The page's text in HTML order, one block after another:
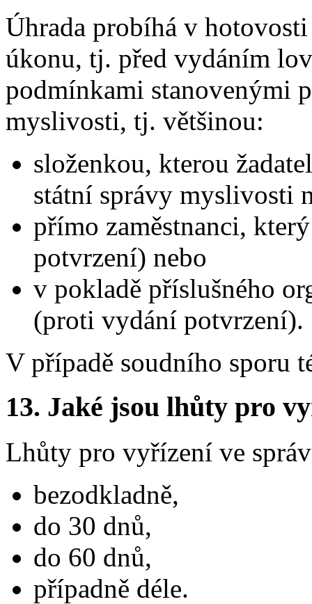
Úhrada probíhá v
úkonu, tj. před vydáním
podmínkami stanovenými
myslivosti, tj. většinou:
složenkou, kterou
státní správy myslivosti
přímo zaměstnanci,
potvrzení) nebo
v pokladě příslušného
(proti vydání potvrzení).
V případě soudního sporu
13. Jaké jsou lhůty pro
Lhůty pro vyřízení ve
bezodkladně,
do 30 dnů,
do 60 dnů,
případně déle.